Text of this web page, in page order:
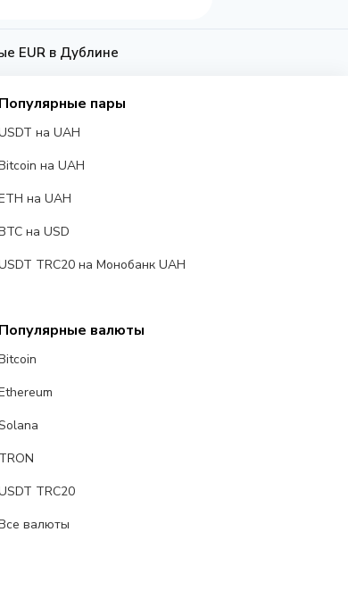
EUR в Дублине
Популярные пары
на UAH
на UAH
на UAH
на USD
TRC20 на Монобанк UAH
Популярные валюты
TRON
TRC20
валюты